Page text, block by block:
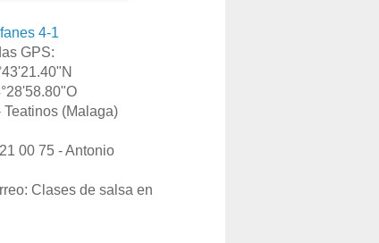
4-1
GPS:
Teatinos (Malaga)
00 75 - Antonio
Clases de salsa en